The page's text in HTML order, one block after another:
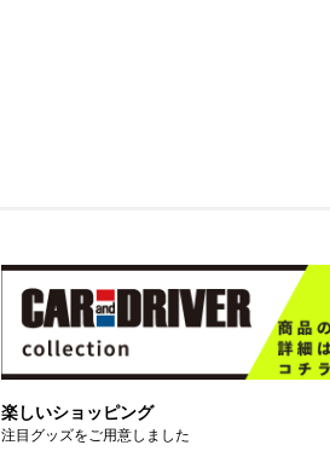
楽しいショッピング
注目グッズをご用意しました